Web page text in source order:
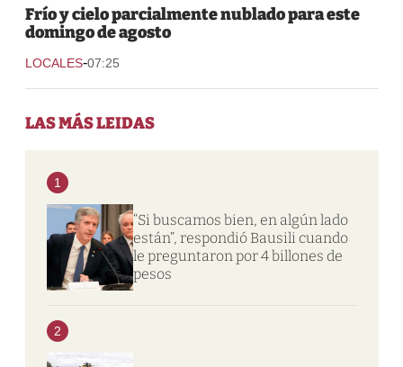
Frío y cielo parcialmente nublado para este
domingo de agosto
LOCALES-07:25
LAS MÁS LEIDAS
1
“Si buscamos bien, en algún lado
están”, respondió Bausili cuando
le preguntaron por 4 billones de
pesos
2